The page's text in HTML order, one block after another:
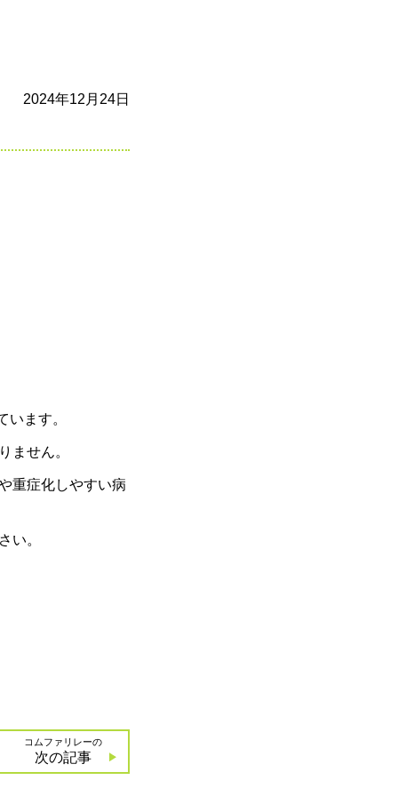
2024年12月24日
ます。
ません。
重症化しやすい病
い。
コムファリレーの
次の記事